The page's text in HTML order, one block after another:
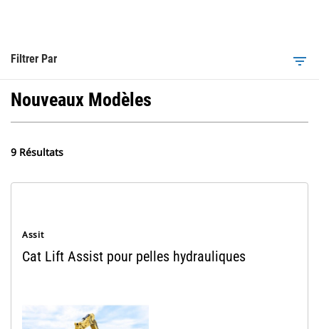
Filtrer Par filter_list
Nouveaux Modèles
9 Résultats
Assit
Cat Lift Assist pour pelles hydrauliques